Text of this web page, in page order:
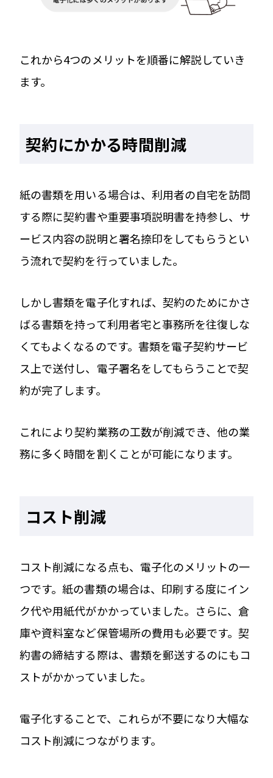
これから4つのメリットを順番に解説していき
ます。
契約にかかる時間削減
紙の書類を用いる場合は、利用者の自宅を訪問
する際に契約書や重要事項説明書を持参し、サ
ービス内容の説明と署名捺印をしてもらうとい
う流れで契約を行っていました。
しかし書類を電子化すれば、契約のためにかさ
ばる書類を持って利用者宅と事務所を往復しな
くてもよくなるのです。書類を電子契約サービ
ス上で送付し、電子署名をしてもらうことで契
約が完了します。
これにより契約業務の工数が削減でき、他の業
務に多く時間を割くことが可能になります。
コスト削減
コスト削減になる点も、電子化のメリットの一
つです。紙の書類の場合は、印刷する度にイン
ク代や用紙代がかかっていました。さらに、倉
庫や資料室など保管場所の費用も必要です。契
約書の締結する際は、書類を郵送するのにもコ
ストがかかっていました。
電子化することで、これらが不要になり大幅な
コスト削減につながります。